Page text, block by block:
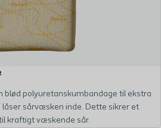
blød polyuretanskumbandage til ekstra
sårvæsken inde. Dette sikrer et
kraftigt væskende sår.